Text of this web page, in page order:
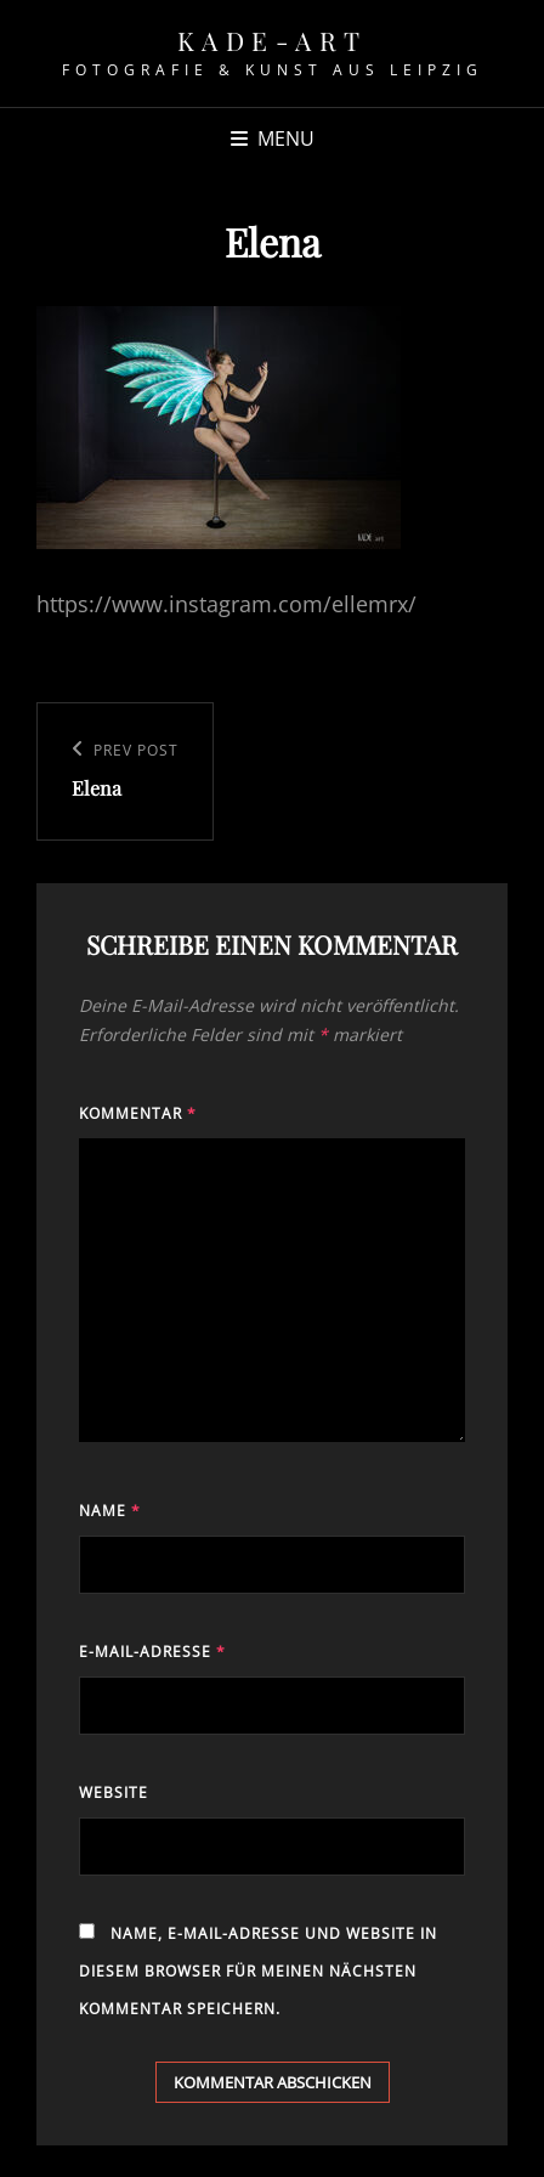
KADE-ART
FOTOGRAFIE & KUNST AUS LEIPZIG
MENU
Elena
https://www.instagram.com/ellemrx/
Previous
Post
PREV POST
Elena
SCHREIBE EINEN KOMMENTAR
Deine E-Mail-Adresse wird nicht veröffentlicht.
Erforderliche Felder sind mit *markiert
KOMMENTAR *
NAME *
E-MAIL-ADRESSE *
WEBSITE
NAME, E-MAIL-ADRESSE UND WEBSITE IN
DIESEM BROWSER FÜR MEINEN NÄCHSTEN
KOMMENTAR SPEICHERN.